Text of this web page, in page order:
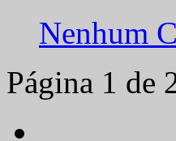
Nenhum
Página 1 de